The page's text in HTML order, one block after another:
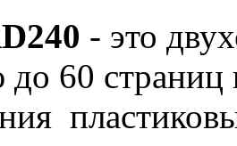
- это
до 60